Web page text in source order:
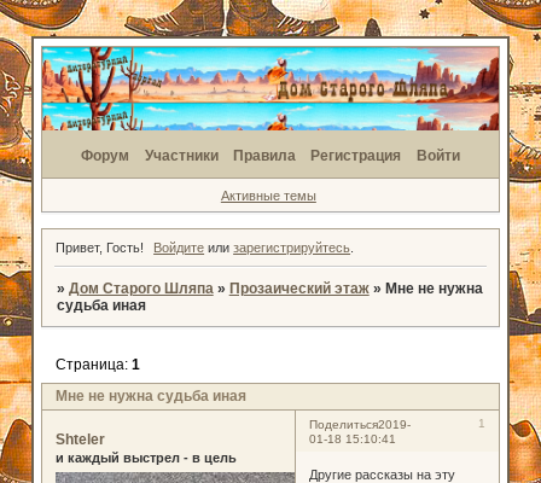
Форум Участники Правила Регистрация Войти
Активные темы
Привет, Гость! Войдите илизарегистрируйтесь
» Дом Старого Шляпа » Прозаический этаж » Мне не нужна
судьба иная
Мне не нужна судьба иная
Страница: 1
Поделиться 1
2019-
01-18 15:10:41
Shteler
и каждый выстрел - в цель
Другие рассказы на эту